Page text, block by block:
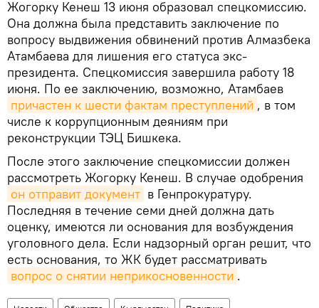
Жогорку Кенеш 13 июня образовал спецкомиссию.
Она должна была представить заключение по
вопросу выдвижения обвинений против Алмазбека
Атамбаева для лишения его статуса экс-
президента. Спецкомиссия завершила работу 18
июня. По ее заключению, возможно, Атамбаев
причастен к шести фактам преступлений , в том
числе к коррупционным деяниям при
реконструкции ТЭЦ Бишкека.
После этого заключение спецкомиссии должен
рассмотреть Жогорку Кенеш. В случае одобрения
он отправит документ в Генпрокуратуру.
Последняя в течение семи дней должна дать
оценку, имеются ли основания для возбуждения
уголовного дела. Если надзорный орган решит, что
есть основания, то ЖК будет рассматривать
вопрос о снятии неприкосновенности .